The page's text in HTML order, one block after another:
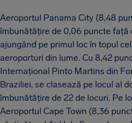
Aeroportul Panama City (8,48
îmbunătățire de 0,06 puncte față
ajungând pe primul loc în topul
aeroporturi din lume. Cu 8,42
Internațional Pinto Martins din
Braziliei, se clasează pe locul al
îmbunătățire de 22 de locuri. Pe
Aeroportul Cape Town (8,36